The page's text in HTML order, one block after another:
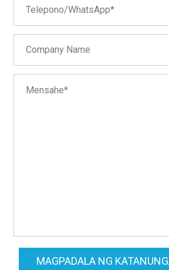
MAGPADALA NG